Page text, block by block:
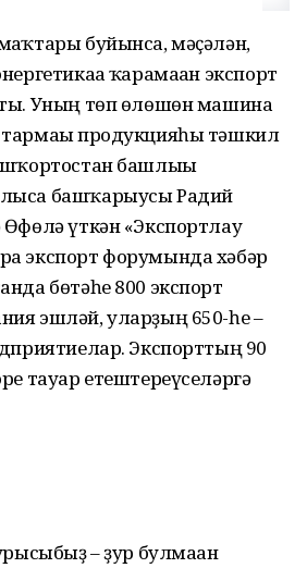
буйынса, мәҫәлән,
ҡарамаған экспорт
Уның төп өлөшөн машина
продукцияһы тәшкил
башлығы
башҡарыусы Радий
үткән «Экспортлау
экспорт форумында хәбәр
бөтәһе 800 экспорт
эшләй, уларҙың 650-һе –
Экспорттың 90
тауар етештереүселәргә
– ҙур булмаған